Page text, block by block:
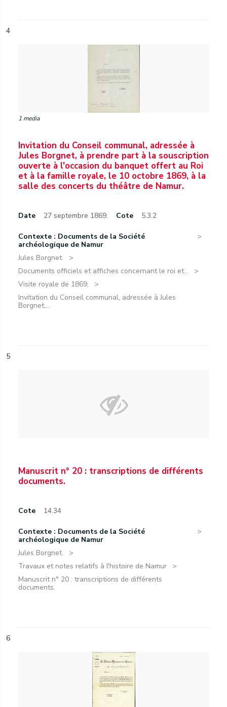
4
1 media
Invitation du Conseil communal, adressée à
Jules Borgnet, à prendre part à la souscription
ouverte à l'occasion du banquet offert au Roi
et à la famille royale, le 10 octobre 1869, à la
salle des concerts du théâtre de Namur.
Date 27 septembre 1869. Cote 5.3.2
Contexte : Documents de la Société
archéologique de Namur
Jules Borgnet.
Documents officiels et affiches concernant le roi et...
Visite royale de 1869.
Invitation du Conseil communal, adressée à Jules
Borgnet,...
5
Manuscrit n° 20 : transcriptions de différents
documents.
Cote 14.34
Contexte : Documents de la Société
archéologique de Namur
Jules Borgnet.
Travaux et notes relatifs à l'histoire de Namur
Manuscrit n° 20 : transcriptions de différents
documents.
6